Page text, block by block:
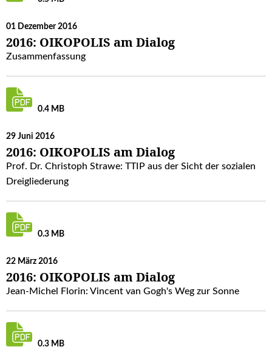
01 Dezember 2016
2016: OIKOPOLIS am Dialog
Zusammenfassung
0.4 MB
29 Juni 2016
2016: OIKOPOLIS am Dialog
Prof. Dr. Christoph Strawe: TTIP aus der Sicht der sozialen
Dreigliederung
0.3 MB
22 März 2016
2016: OIKOPOLIS am Dialog
Jean-Michel Florin: Vincent van Gogh's Weg zur Sonne
0.3 MB